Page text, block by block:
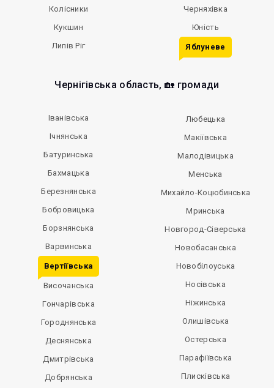
Колісники
Кукшин
Липів Ріг
Черняхівка
Юність
Яблуневе
Чернігівська область, 🏡 громади
Іванівська
Ічнянська
Батуринська
Бахмацька
Березнянська
Бобровицька
Борзнянська
Варвинська
Вертіївська
Височанська
Гончарівська
Городнянська
Деснянська
Дмитрівська
Добрянська
Любецька
Макіївська
Малодівицька
Менська
Михайло-Коцюбинська
Мринська
Новгород-Сіверська
Новобасанська
Новобілоуська
Носівська
Ніжинська
Олишівська
Остерська
Парафіївська
Плисківська